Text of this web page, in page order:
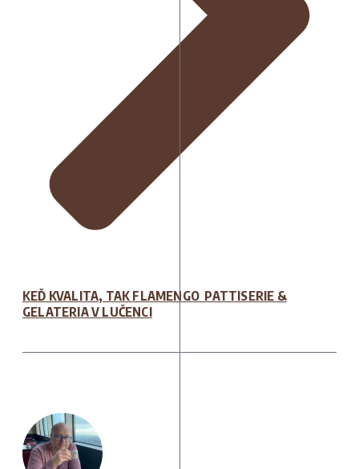
KEĎ KVALITA, TAK FLAMENGO PATTISERIE &
GELATERIA V LUČENCI